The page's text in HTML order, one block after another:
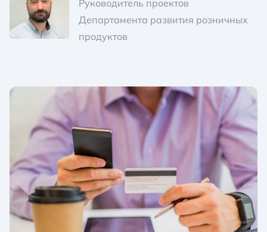
Руководитель проектов
Департамента развития розничных
продуктов